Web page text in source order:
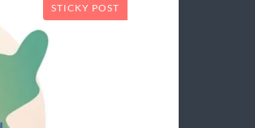
STICKY POST